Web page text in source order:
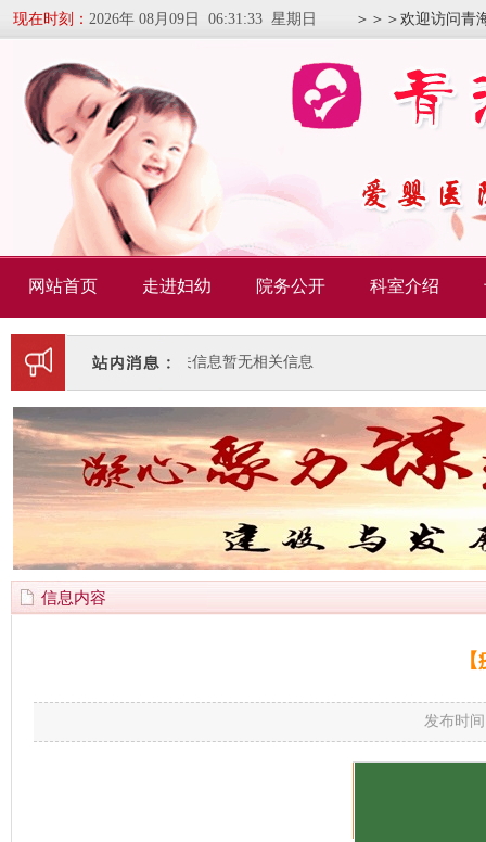
现在时刻： 2026年 08月09日 06:31:34 星期日 ＞＞＞欢迎访问青
网站首页 走进妇幼 院务公开 科室介绍
暂无相关信息暂无相关信息
信息内容
发布时